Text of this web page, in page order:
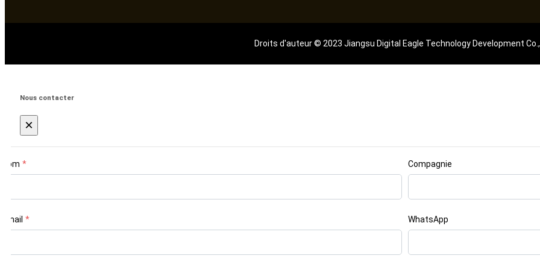
Droits d'auteur © 2023 Jiangsu Digital Eagle Technology Development
Nous contacter
×
Nom * Compagnie
Email * WhatsApp